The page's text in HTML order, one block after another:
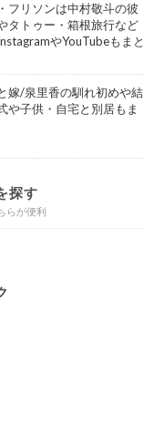
フリソンは中村敬斗の彼
タトゥー・箱根旅行など
やYouTubeもまと
嫁/泉里香の馴れ初めや結
や子供・自宅と別居もま
探す
らが便利